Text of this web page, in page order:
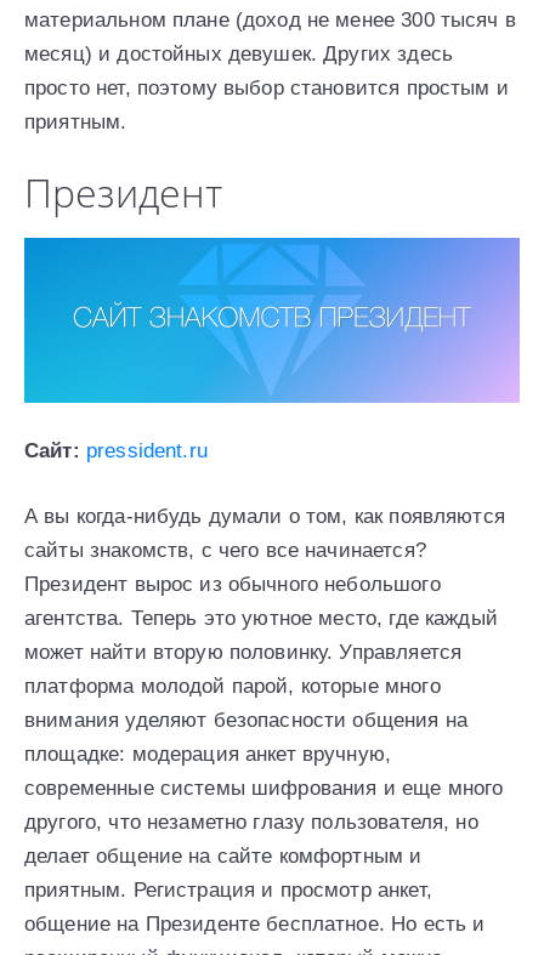
материальном плане (доход не менее 300 тысяч в
месяц) и достойных девушек. Других здесь
просто нет, поэтому выбор становится простым и
приятным.
Президент
Сайт: pressident.ru
А вы когда-нибудь думали о том, как появляются
сайты знакомств, с чего все начинается?
Президент вырос из обычного небольшого
агентства. Теперь это уютное место, где каждый
может найти вторую половинку. Управляется
платформа молодой парой, которые много
внимания уделяют безопасности общения на
площадке: модерация анкет вручную,
современные системы шифрования и еще много
другого, что незаметно глазу пользователя, но
делает общение на сайте комфортным и
приятным. Регистрация и просмотр анкет,
общение на Президенте бесплатное. Но есть и